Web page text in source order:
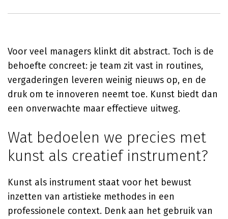
Voor veel managers klinkt dit abstract. Toch is de
behoefte concreet: je team zit vast in routines,
vergaderingen leveren weinig nieuws op, en de
druk om te innoveren neemt toe. Kunst biedt dan
een onverwachte maar effectieve uitweg.
Wat bedoelen we precies met
kunst als creatief instrument?
Kunst als instrument staat voor het bewust
inzetten van artistieke methodes in een
professionele context. Denk aan het gebruik van